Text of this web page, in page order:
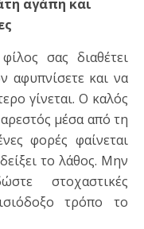
αγάπη και
σας διαθέτει
αφυπνίσετε και να
γίνεται. Ο καλός
μέσα από τη
φορές φαίνεται
το λάθος. Μην
στοχαστικές
τρόπο το